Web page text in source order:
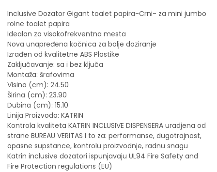
Inclusive Dozator Gigant toalet papira-Crni- za mini jumbo
rolne toalet papira
Idealan za visokofrekventna mesta
Nova unapređena kočnica za bolje doziranje
Izrađen od kvalitetne ABS Plastike
Zaključavanje: sa i bez ključa
Montaža: šrafovima
Visina (cm): 24.50
Širina (cm): 23.90
Dubina (cm): 15.10
Linija Proizvoda: KATRIN
Kontrola kvaliteta KATRIN INCLUSIVE DISPENSERA uradjena od
strane BUREAU VERITAS I to za: performanse, dugotrajnost,
opasne supstance, kontrolu proizvodnje, radnu snagu
Katrin inclusive dozatori ispunjavaju UL94 Fire Safety and
Fire Protection regulations (EU)